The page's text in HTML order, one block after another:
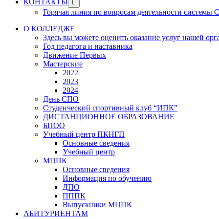
КОНТАКТЫ
sub
menu
Горячая линия по вопросам деятельности системы
О КОЛЛЕДЖЕ
Здесь вы можете оценить оказание услуг нашей
Год педагога и наставника
Движение Первых
Мастерские
2022
2023
2024
День СПО
Студенческий спортивный клуб “ИПК”
ДИСТАНЦИОННОЕ ОБРАЗОВАНИЕ
БПОО
Учебный центр ПКНГП
Основные сведения
Учебный центр
МЦПК
Основные сведения
Информация по обучению
ДПО
ПППК
Выпускники МЦПК
АБИТУРИЕНТАМ